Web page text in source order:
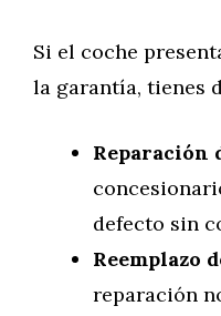
Si el coche
la garantía, tienes
Reparación
defecto sin
Reemplazo
reparación